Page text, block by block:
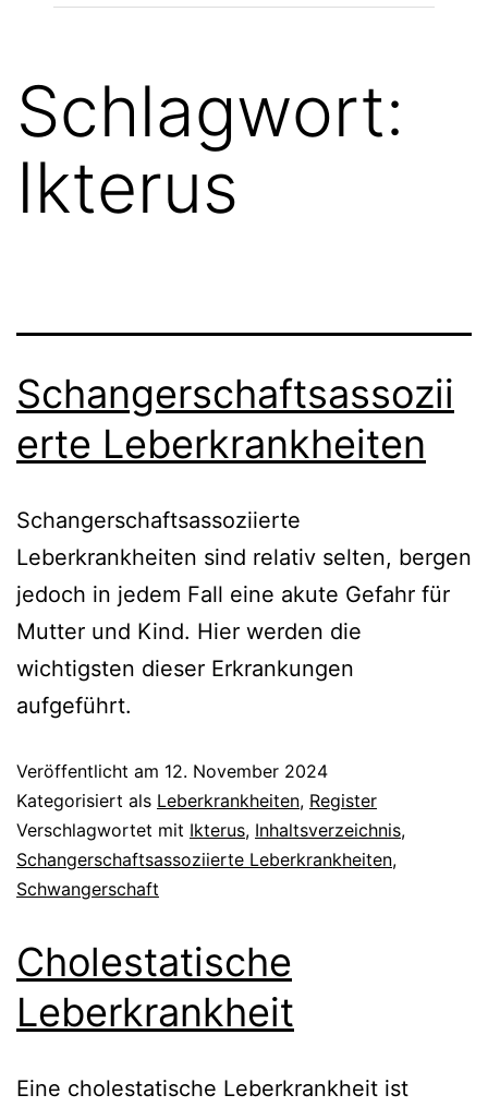
Schlagwort:
Ikterus
Schangerschaftsassozii
erte Leberkrankheiten
Schangerschaftsassoziierte
Leberkrankheiten sind relativ selten, bergen
jedoch in jedem Fall eine akute Gefahr für
Mutter und Kind. Hier werden die
wichtigsten dieser Erkrankungen
aufgeführt.
Veröffentlicht am 12. November 2024
Kategorisiert als Leberkrankheiten, Register
Verschlagwortet mit Ikterus, Inhaltsverzeichnis,
Schangerschaftsassoziierte Leberkrankheiten,
Schwangerschaft
Cholestatische
Leberkrankheit
Eine cholestatische Leberkrankheit ist